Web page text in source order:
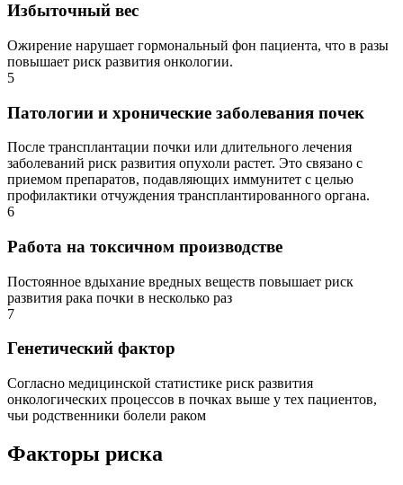
Избыточный вес
Ожирение нарушает гормональный фон пациента, что в разы
повышает риск развития онкологии.
5
Патологии и хронические заболевания почек
После трансплантации почки или длительного лечения
заболеваний риск развития опухоли растет. Это связано с
приемом препаратов, подавляющих иммунитет с целью
профилактики отчуждения трансплантированного органа.
6
Работа на токсичном производстве
Постоянное вдыхание вредных веществ повышает риск
развития рака почки в несколько раз
7
Генетический фактор
Согласно медицинской статистике риск развития
онкологических процессов в почках выше у тех пациентов,
чьи родственники болели раком
Факторы риска